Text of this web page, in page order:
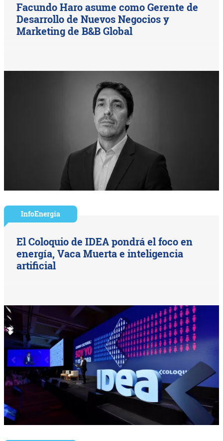
Facundo Haro asume como Gerente de
Desarrollo de Nuevos Negocios y
Marketing de B&B Global
InfoEnergía
El Coloquio de IDEA pondrá el foco en
energía, Vaca Muerta e inteligencia
artificial